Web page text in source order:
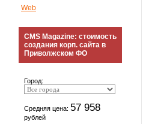
Web
CMS Magazine: стоимость
создания корп. сайта в
Приволжском ФО
Город:
Средняя цена: 57 958
рублей